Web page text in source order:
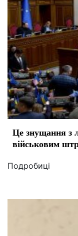
Це знущання з
військовим
Подробиці